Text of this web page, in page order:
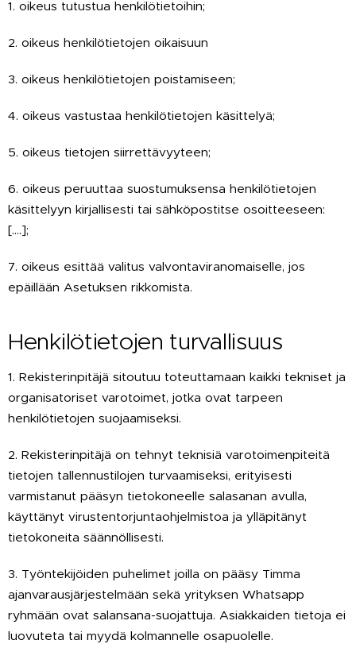
1. oikeus tutustua henkilötietoihin;
2. oikeus henkilötietojen oikaisuun
3. oikeus henkilötietojen poistamiseen;
4. oikeus vastustaa henkilötietojen käsittelyä;
5. oikeus tietojen siirrettävyyteen;
6. oikeus peruuttaa suostumuksensa henkilötietojen
käsittelyyn kirjallisesti tai sähköpostitse osoitteeseen:
[….];
7. oikeus esittää valitus valvontaviranomaiselle, jos
epäillään Asetuksen rikkomista.
Henkilötietojen turvallisuus
1. Rekisterinpitäjä sitoutuu toteuttamaan kaikki tekniset ja
organisatoriset varotoimet, jotka ovat tarpeen
henkilötietojen suojaamiseksi.
2. Rekisterinpitäjä on tehnyt teknisiä varotoimenpiteitä
tietojen tallennustilojen turvaamiseksi, erityisesti
varmistanut pääsyn tietokoneelle salasanan avulla,
käyttänyt virustentorjuntaohjelmistoa ja ylläpitänyt
tietokoneita säännöllisesti.
3. Työntekijöiden puhelimet joilla on pääsy Timma
ajanvarausjärjestelmään sekä yrityksen Whatsapp
ryhmään ovat salansana-suojattuja. Asiakkaiden tietoja ei
luovuteta tai myydä kolmannelle osapuolelle.